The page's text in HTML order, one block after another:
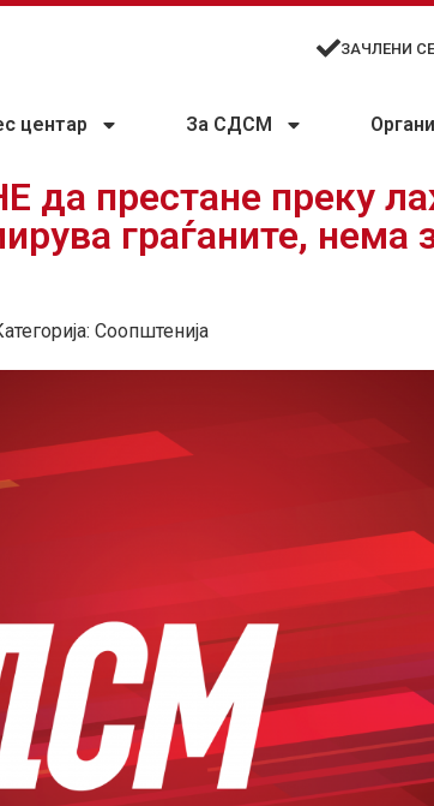
ЗАЧЛЕНИ СЕ
центар За СДСМ
престане преку
граѓаните, нема
Соопштенија